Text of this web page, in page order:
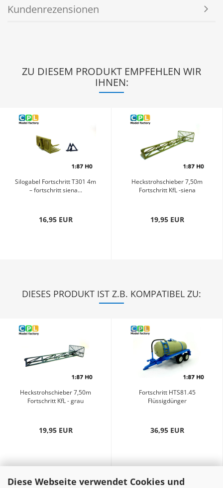
Diese Webseite verwendet Cookies und
Kundenrezensionen
ZU DIESEM PRODUKT EMPFEHLEN WIR
IHNEN:
Silogabel Fortschritt T301 4m
– fortschritt siena...
16,95 EUR
Heckstrohschieber 7,50m
Fortschritt KfL -siena
19,95 EUR
DIESES PRODUKT IST Z.B. KOMPATIBEL ZU:
Heckstrohschieber 7,50m
Fortschritt KfL - grau
19,95 EUR
Fortschritt HTS81.45
Flüssigdünger
36,95 EUR